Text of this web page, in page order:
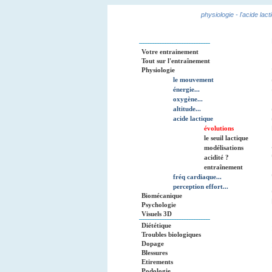
physiologie - l'acide
Votre entrainement
Tout sur l'entraînement
Physiologie
le mouvement
énergie...
oxygène...
altitude...
acide lactique
évolutions
le seuil lactique
modélisations
acidité ?
entraînement
fréq cardiaque...
perception effort...
Biomécanique
Psychologie
Visuels 3D
Diététique
Troubles biologiques
Dopage
Blessures
Etirements